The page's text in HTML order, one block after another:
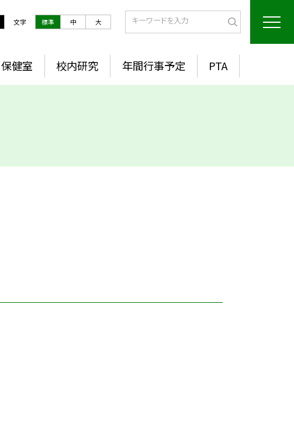
文字 標準 中 大
保健室 校内研究 年間行事予定 PTA